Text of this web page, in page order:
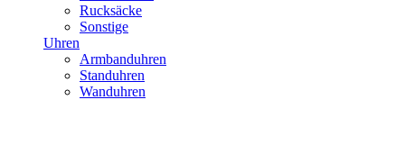
Rucksäcke
Sonstige
Uhren
Armbanduhren
Standuhren
Wanduhren